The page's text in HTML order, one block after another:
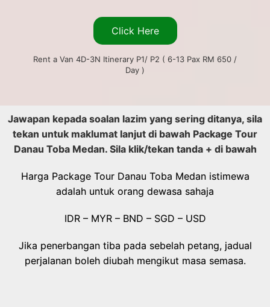
Click Here
Rent a Van 4D-3N Itinerary P1/ P2 ( 6-13 Pax RM 650 /
Day )
Jawapan kepada soalan lazim yang sering ditanya, sila
tekan untuk maklumat lanjut di bawah Package Tour
Danau Toba Medan. Sila klik/tekan tanda + di bawah
Harga Package Tour Danau Toba Medan istimewa
adalah untuk orang dewasa sahaja
IDR – MYR – BND – SGD – USD
Jika penerbangan tiba pada sebelah petang, jadual
perjalanan boleh diubah mengikut masa semasa.